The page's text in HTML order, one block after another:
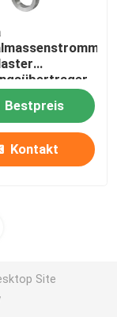
Bestpreis
Kontakt
Site